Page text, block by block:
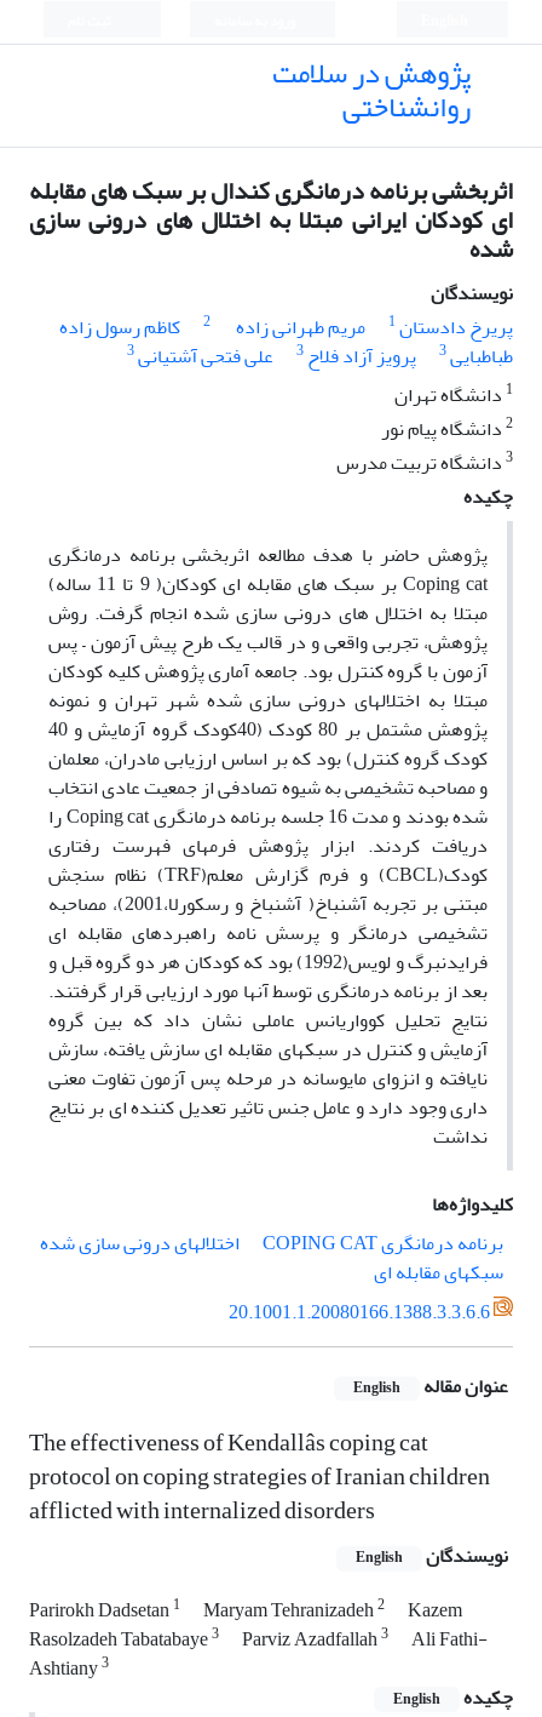
پژوهش در سلامت
روانشناختی
اثربخشی برنامه درمانگری کندال بر سبک های مقابله
ای کودکان ایرانی مبتلا به اختلال های درونی سازی
شده
نویسندگان
پریرخ دادستان1 مریم طهرانی زاده 2
کاظم رسول زاده
طباطبایی3 پرویز آزاد فلاح3 علی فتحی آشتیانی3
1 دانشگاه تهران
2دانشگاه پیام نور
3دانشگاه تربیت مدرس
چکیده
پژوهش حاضر با هدف مطالعه اثربخشی برنامه درمانگری
Coping cat بر سبک های مقابله ای کودکان( 9 تا 11 ساله)
مبتلا به اختلال های درونی سازی شده انجام گرفت. روش
پژوهش، تجربی واقعی و در قالب یک طرح پیش آزمون – پس
آزمون با گروه کنترل بود. جامعه آماری پژوهش کلیه کودکان
مبتلا به اختلالهای درونی سازی شده شهر تهران و نمونه
پژوهش مشتمل بر 80 کودک (40کودک گروه آزمایش و 40
کودک گروه کنترل) بود که بر اساس ارزیابی مادران، معلمان
و مصاحبه تشخیصی به شیوه تصادفی از جمعیت عادی انتخاب
شده بودند و مدت 16 جلسه برنامه درمانگری Coping cat را
دریافت کردند. ابزار پژوهش فرمهای فهرست رفتاری
کودک(CBCL) و فرم گزارش معلم(TRF) نظام سنجش
مبتنی بر تجربه آشنباخ( آشنباخ و رسکورلا،2001)، مصاحبه
تشخیصی درمانگر و پرسش نامه راهبردهای مقابله ای
فرایدنبرگ و لویس(1992) بود که کودکان هر دو گروه قبل و
بعد از برنامه درمانگری توسط آنها مورد ارزیابی قرار گرفتند.
نتایج تحلیل کوواریانس عاملی نشان داد که بین گروه
آزمایش و کنترل در سبکهای مقابله ای سازش یافته، سازش
نایافته و انزوای مایوسانه در مرحله پس آزمون تفاوت معنی
داری وجود دارد و عامل جنس تاثیر تعدیل کننده ای بر نتایج
نداشت
کلیدواژه‌ها
برنامه درمانگری COPING CAT
اختلالهای درونی سازی شده
سبکهای مقابله ای
20.1001.1.20080166.1388.3.3.6.6
عنوان مقاله English
The effectiveness of Kendallâs coping cat
protocol on coping strategies of Iranian children
afflicted with internalized disorders
نویسندگان English
Parirokh Dadsetan1 Maryam Tehranizadeh2
Kazem
Rasolzadeh Tabatabaye3 Parviz Azadfallah3
Ali Fathi-
Ashtiany3
چکیده English